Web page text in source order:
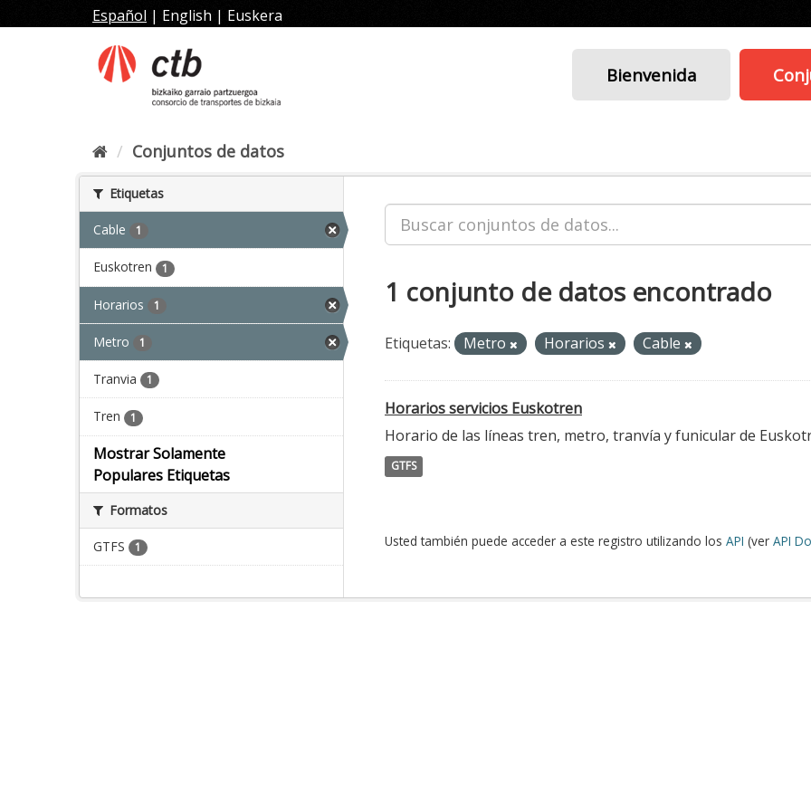
al
Español | English | Euskera
Bienvenida
Conjuntos de datos
Etiquetas
Cable 1
Euskotren 1
Horarios 1
Metro 1
Tranvia 1
Tren 1
Mostrar Solamente
Populares Etiquetas
Formatos
GTFS 1
1 conjunto de datos encontrado
Etiquetas: Metro Horarios Cable
Horarios servicios Euskotren
Horario de las líneas tren, metro, tranvía y funicular de
GTFS
Usted también puede acceder a este registro utilizando los API (ver API